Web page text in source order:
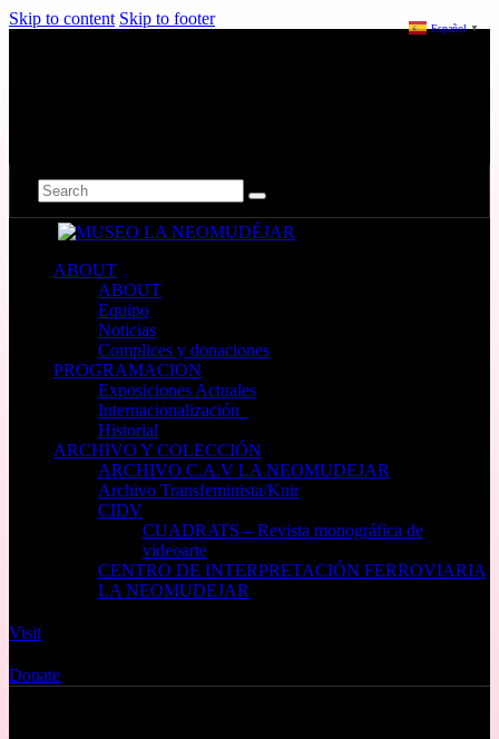
Skip to content Skip to footer
ABOUT
ABOUT
Equipo
Noticias
Complices y donaciones
PROGRAMACION
Exposiciones Actuales
Internacionalización_
Historial
ARCHIVO Y COLECCIÓN
ARCHIVO C.A.V LA NEOMUDEJAR
Archivo Transfeminista/Kuir
CIDV
CUADRATS – Revista monográfica de
videoarte
CENTRO DE INTERPRETACIÓN FERROVIARIA
LA NEOMUDEJAR
Visit
Donate
Español ▼